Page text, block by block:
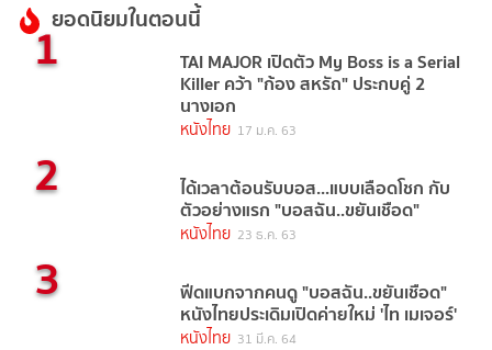
ยอดนิยมในตอนนี้
1 TAI MAJOR เปิดตัว My Boss is a Serial
Killer คว้า "ก้อง สหรัถ" ประกบคู่ 2
นางเอก
หนังไทย 17 ม.ค. 63
2 ได้เวลาต้อนรับบอส...แบบเลือดโชก กับ
ตัวอย่างแรก "บอสฉัน..ขยันเชือด"
หนังไทย 23 ธ.ค. 63
3 ฟีดแบกจากคนดู "บอสฉัน..ขยันเชือด"
หนังไทยประเดิมเปิดค่ายใหม่ 'ไท เมเจอร์'
หนังไทย 31 มี.ค. 64